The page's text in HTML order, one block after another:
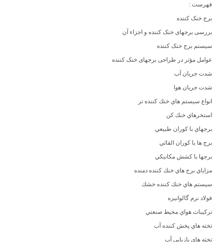
فهرست :
برج خنک کننده
بررسی برجهای خنک کننده و اجزاء آن
سیستم برج خنک کننده
عوامل مؤثر در طراحی برجهای خنک کننده
شدت جریان آب
شدت جریان هوا
انواع سيستم هاي خنك كننده تر
استخرهاي خنك كن
برجهاي با كوران طبيعي
برج ها با كوران القائي
برجها با كشش مكانيكي
مزاياي برج هاي خنك كننده دمنده
سيستم هاي خنك كننده خشك
فولاد نرم گالوانيزه
تركيبات هواي محيط صنعتي
تخته هاي پخش كننده آب
تخته هاي بازيابي آب